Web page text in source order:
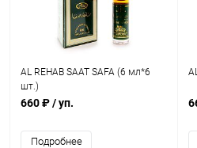
AL REHAB SAAT SAFA (6 мл*6
шт.)
660 ₽/ уп.
Подробнее